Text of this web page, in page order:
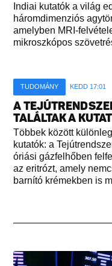
Indiai kutatók a világ
háromdimenziós
amelyben MRI-
mikroszkópos
TUDOMÁNY KEDD 17:01
A
TALÁLTAK A
Többek között
kutatók: a
óriási gázfelhőben
az eritrózt, amely
barnító krémekben is